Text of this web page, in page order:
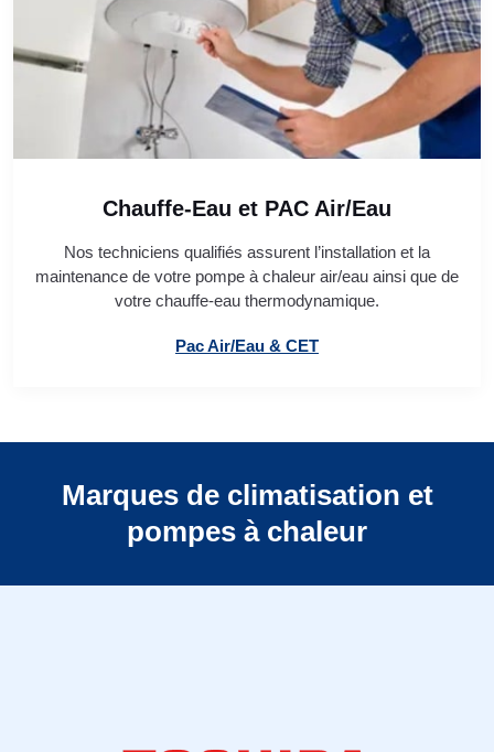
Chauffe-Eau et PAC Air/Eau
Nos techniciens qualifiés assurent l’installation et la
maintenance de votre pompe à chaleur air/eau ainsi que de
votre chauffe-eau thermodynamique.
Pac Air/Eau & CET
Marques de climatisation et
pompes à chaleur